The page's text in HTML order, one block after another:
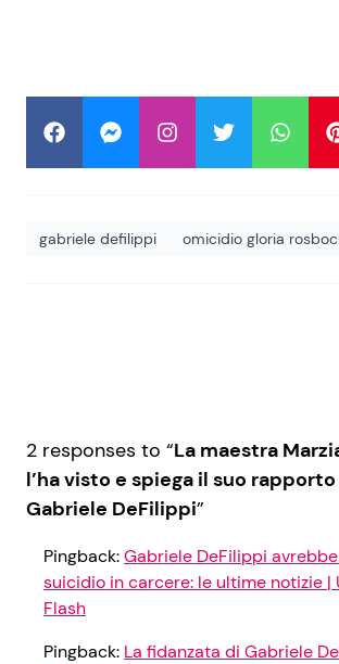
gabriele defilippi omicidio gloria
2 responses to “La maestra
l’ha visto e spiega il suo
Gabriele DeFilippi”
Pingback:Gabriele DeFilippi
suicidio in carcere: le ultime notizie |
Flash
Pingback: La fidanzata di Gabriele